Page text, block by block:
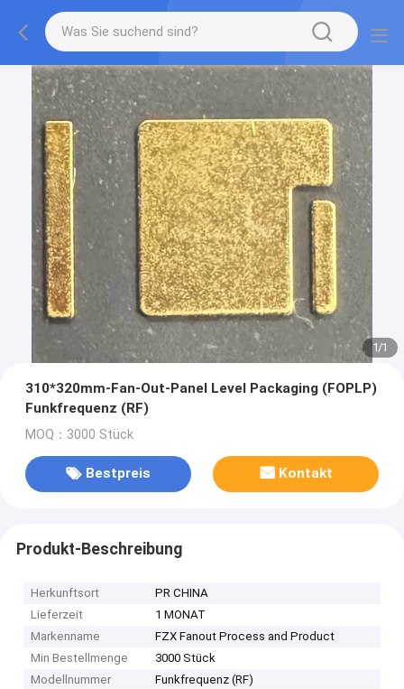
1/1
310*320mm-Fan-Out-Panel Level Packaging (FOPLP)
Funkfrequenz (RF)
MOQ：3000 Stück
Bestpreis Kontakt
Produkt-Beschreibung
Herkunftsort
PR CHINA
Lieferzeit
1 MONAT
Markenname
FZX Fanout Process and Product
Min Bestellmenge
3000 Stück
Modellnummer
Funkfrequenz (RF)